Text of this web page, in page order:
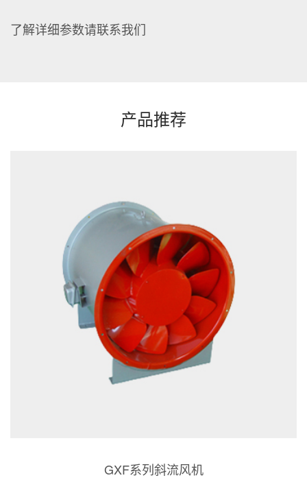
了解详细参数请联系我们
产品推荐
GXF系列斜流风机